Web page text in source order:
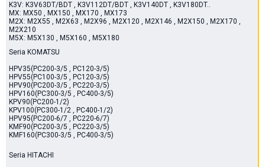
K3V: K3V63DT/BDT , K3V112DT/BDT , K3V140DT , K3V180DT..
MX: MX50 , MX150 , MX170 , MX173
M2X: M2X55 , M2X63 , M2X96 , M2X120 , M2X146 , M2X150 , M2X170 ,
M2X210
M5X: M5X130 , M5X160 , M5X180
Seria KOMATSU
HPV35(PC200-3/5 , PC120-3/5)
HPV55(PC100-3/5 , PC120-3/5)
HPV90(PC200-3/5 , PC220-3/5)
HPV160(PC300-3/5 , PC400-3/5)
KPV90(PC200-1/2)
KPV100(PC300-1/2 , PC400-1/2)
HPV95(PC200-6/7 , PC220-6/7)
KMF90(PC200-3/5 , PC220-3/5)
KMF160(PC300-3/5 , PC400-3/5)
Seria HITACHI